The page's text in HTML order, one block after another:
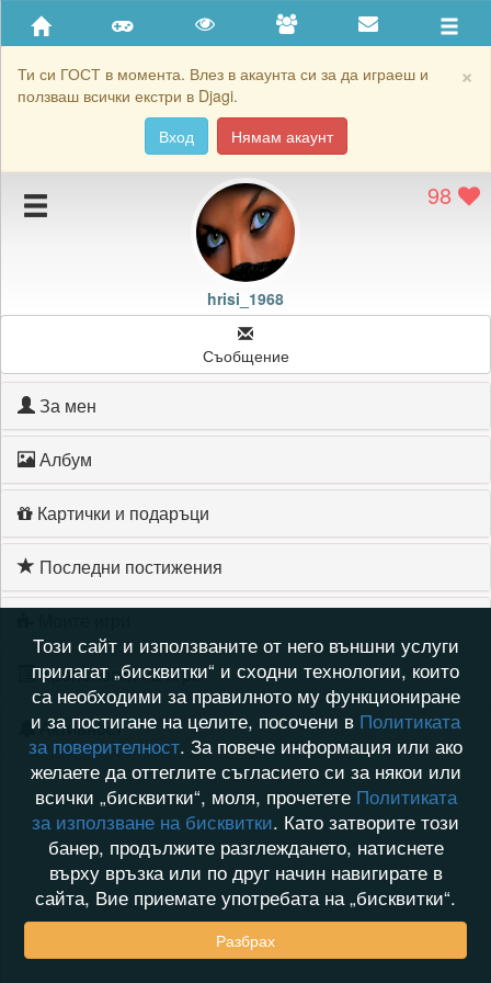
×
Ти си ГОСТ в момента. Влез в акаунта си за да играеш и
ползваш всички екстри в Djagi.
Вход
Нямам акаунт
Приятели
Хронология на игри
Подаръците на hrisi_1968
Картичките на hrisi_1968
98
hrisi_1968
Съобщение
За мен
Албум
Картички и подаръци
Последни постижения
Хронология на игри
Активност
Този сайт и използваните от него външни услуги
прилагат „бисквитки“ и сходни технологии, които
са необходими за правилното му функциониране
и за постигане на целите, посочени в Политиката
за поверителност. За повече информация или ако
желаете да оттеглите съгласието си за някои или
всички „бисквитки“, моля, прочетете Политиката
за използване на бисквитки. Като затворите този
банер, продължите разглеждането, натиснете
върху връзка или по друг начин навигирате в
сайта, Вие приемате употребата на „бисквитки“.
Разбрах